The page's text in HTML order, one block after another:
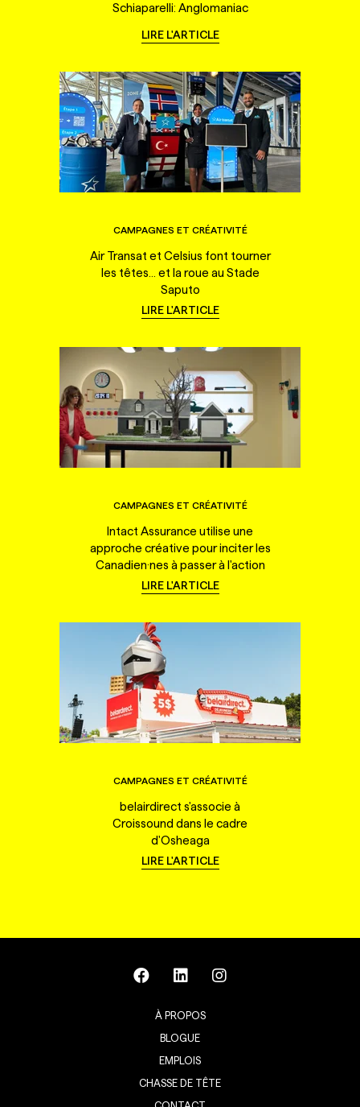
Schiaparelli: Anglomaniac
LIRE L'ARTICLE
CAMPAGNES ET CRÉATIVITÉ
Air Transat et Celsius font tourner
les têtes... et la roue au Stade
Saputo
LIRE L'ARTICLE
CAMPAGNES ET CRÉATIVITÉ
Intact Assurance utilise une
approche créative pour inciter les
Canadien·nes à passer à l'action
LIRE L'ARTICLE
CAMPAGNES ET CRÉATIVITÉ
belairdirect s'associe à
Croissound dans le cadre
d'Osheaga
LIRE L'ARTICLE
À PROPOS
BLOGUE
EMPLOIS
CHASSE DE TÊTE